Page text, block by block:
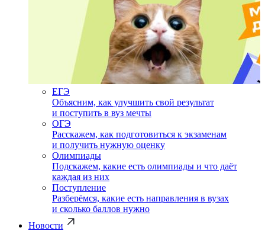
ЕГЭ
Объясним, как улучшить свой результат
и поступить в вуз мечты
ОГЭ
Расскажем, как подготовиться к экзаменам
и получить нужную оценку
Олимпиады
Подскажем, какие есть олимпиады и что даёт
каждая из них
Поступление
Разберёмся, какие есть направления в вузах
и сколько баллов нужно
Новости